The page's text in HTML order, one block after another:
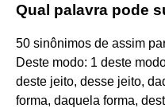
Qual palavra pode
50 sinônimos de assim
Deste modo: 1 deste
deste jeito, desse jeito,
forma, daquela forma,